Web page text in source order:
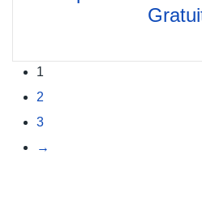
1
2
3
→